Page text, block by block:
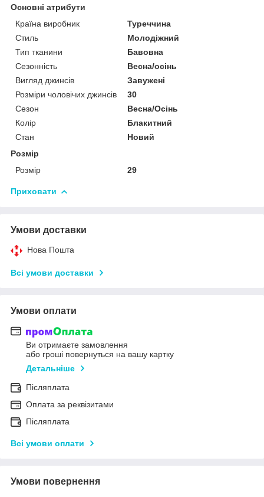
Основні атрибути
Країна виробник
Туреччина
Стиль
Молодіжний
Тип тканини
Бавовна
Сезонність
Весна/осінь
Вигляд джинсів
Завужені
Розміри чоловічих джинсів
30
Сезон
Весна/Осінь
Колір
Блакитний
Стан
Новий
Розмір
Розмір
29
Приховати
Умови доставки
Нова Пошта
Всі умови доставки
Умови оплати
Ви отримаєте замовлення
або гроші повернуться на вашу картку
Детальніше
Післяплата
Оплата за реквізитами
Післяплата
Всі умови оплати
Умови повернення